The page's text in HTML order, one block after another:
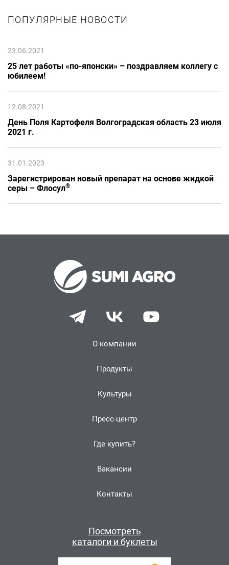
ПОПУЛЯРНЫЕ НОВОСТИ
23.06.2021
25 лет работы «по-японски» – поздравляем коллегу с
юбилеем!
12.08.2021
День Поля Картофеля Волгоградская область 23 июля
2021 г.
31.01.2023
Зарегистрирован новый препарат на основе жидкой
серы – Флосул®
Посмотреть
каталоги и буклеты
О компании
Продукты
Культуры
Пресс-центр
Где купить?
Вакансии
Контакты